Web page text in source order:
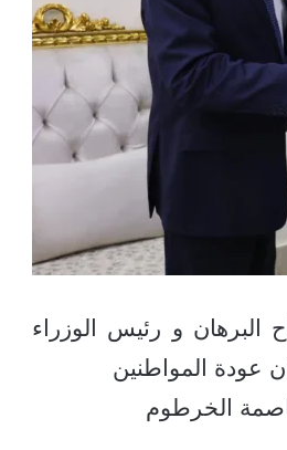
و رئيس الوزراء
عودة المواطنين
الخرطوم